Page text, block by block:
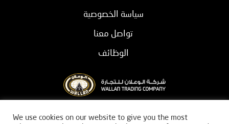
سياسة الخصوصية
تواصل معنا
الوظائف
بيان قانوني
We use cookies on our website to give you the most